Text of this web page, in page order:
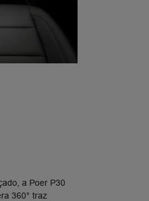
a Poer P30
360° traz